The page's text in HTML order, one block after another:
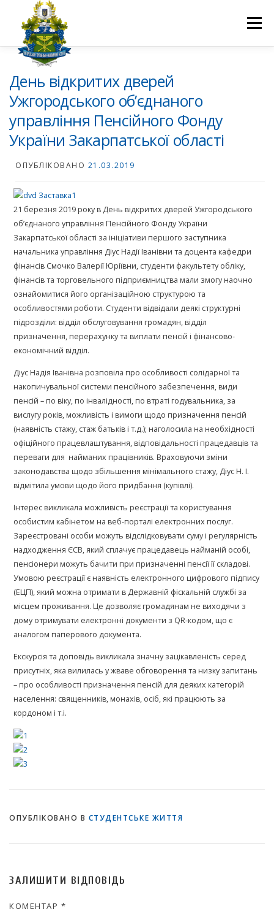
Меню
ПРО НАС
ВСТУП 2026 ВОЛОНТЕРСТВО
День відкритих дверей
Ужгородського об’єднаного
управління Пенсійного Фонду
України Закарпатської області
ОПУБЛІКОВАНО 21.03.2019
21 березня 2019 року в День відкритих дверей Ужгородського
об’єднаного управління Пенсійного Фонду України
Закарпатської області за ініціативи першого заступника
начальника управління Діус Надії Іванівни та доцента кафедри
фінансів Смочко Валерії Юріївни, студенти факультету обліку,
фінансів та торговельного підприємництва мали змогу наочно
ознайомитися його організаційною структурою та
особливостями роботи. Студенти відвідали деякі структурні
підрозділи: відділ обслуговування громадян, відділ
призначення, перерахунку та виплати пенсій і фінансово-
економічний відділ.
Діус Надія Іванівна розповіла про особливості солідарної та
накопичувальної системи пенсійного забезпечення, види
пенсій – по віку, по інвалідності, по втраті годувальника, за
вислугу років, можливість і вимоги щодо призначення пенсій
(наявність стажу, стаж батьків і т.д.); наголосила на необхідності
офіційного працевлаштування, відповідальності працедавців та
переваги для найманих працівників. Враховуючи зміни
законодавства щодо збільшення мінімального стажу, Діус Н. І.
відмітила умови щодо його придбання (купівлі).
Інтерес викликала можливість реєстрації та користування
особистим кабінетом на веб-порталі електронних послуг.
Зареєстровані особи можуть відслідковувати суму і регулярність
надходження ЄСВ, який сплачує працедавець найманій особі,
пенсіонери можуть бачити при призначенні пенсії її складові.
Умовою реєстрації є наявність електронного цифрового підпису
(ЕЦП), який можна отримати в Державній фіскальній службі за
місцем проживання. Це дозволяє громадянам не виходячи з
дому отримувати електронні документи з QR-кодом, що є
аналогом паперового документа.
Екскурсія та доповідь викликала значну зацікавленість серед
присутніх, яка вилилась у жваве обговорення та низку запитань
– про особливості призначення пенсій для деяких категорій
населення: священників, монахів, осіб, які працюють за
кордоном і т.і.
ОПУБЛІКОВАНО В СТУДЕНТСЬКЕ ЖИТТЯ
ЗАЛИШИТИ ВІДПОВІДЬ
КОМЕНТАР *